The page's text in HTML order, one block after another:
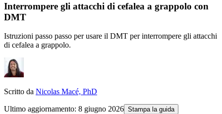
Interrompere gli attacchi di cefalea a grappolo con
DMT
Istruzioni passo passo per usare il DMT per interrompere gli attacchi
di cefalea a grappolo.
Scritto da Nicolas Macé, PhD
Ultimo aggiornamento: 8 giugno 2026 Stampa la guida